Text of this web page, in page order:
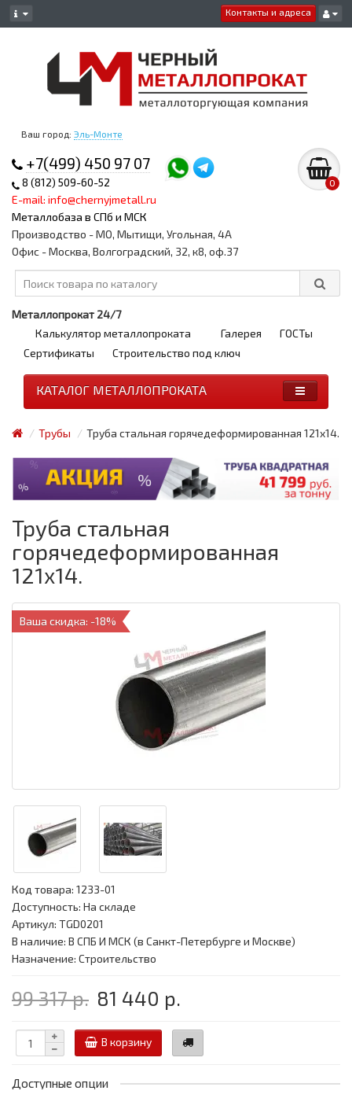
Контакты и адреса
Ваш город: Эль-Монте
+7(499) 450 97 07
8 (812) 509-60-52
E-mail: info@chernyjmetall.ru
Металлобаза в СПб и МСК
0
Производство - МО, Мытищи, Угольная, 4А
Офис - Москва, Волгоградский, 32, к8, оф.37
Металлопрокат 24/7
Калькулятор металлопроката
Галерея
ГОСТы
Сертификаты
Строительство под ключ
КАТАЛОГ МЕТАЛЛОПРОКАТА
Трубы Труба стальная горячедеформированная 121x14.
Труба стальная
горячедеформированная
121x14.
Ваша скидка: -18%
Код товара: 1233-01
Доступность: На складе
Артикул: TGD0201
В наличие: В СПБ И МСК (в Санкт-Петербурге и Москве)
Назначение: Строительство
99 317 р. 81 440 р.
В корзину
Доступные опции